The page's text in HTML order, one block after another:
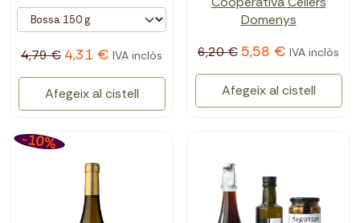
4,79 € 4,31 € IVA inclòs
Afegeix al cistell
Domenys
6,20 € 5,58 € IVA inclòs
Afegeix al cistell
-10%